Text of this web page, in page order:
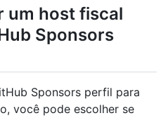
um host fiscal
Sponsors
Sponsors perfil para
você pode escolher se